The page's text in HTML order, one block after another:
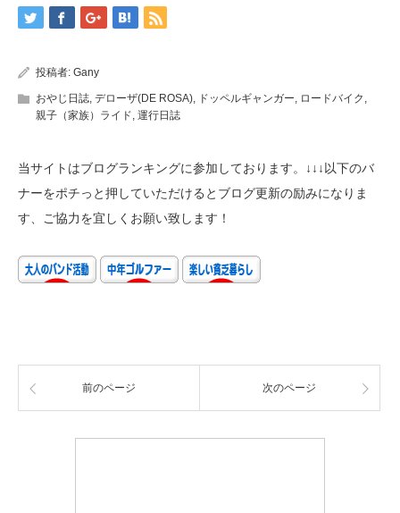
投稿者: Gany
おやじ日誌, デローザ(DE ROSA), ドッペルギャンガー, ロードバイク ,
親子（家族）ライド, 運行日誌
当サイトはブログランキングに参加しております。↓↓↓以下のバ
ナーをポチっと押していただけるとブログ更新の励みになりま
す、ご協力を宜しくお願い致します！
前のページ 次のページ